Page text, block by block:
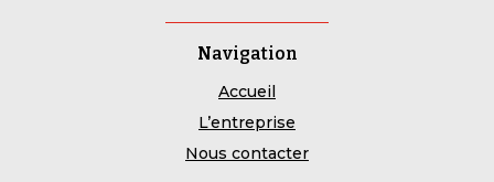
Navigation
Accueil
L’entreprise
Nous contacter